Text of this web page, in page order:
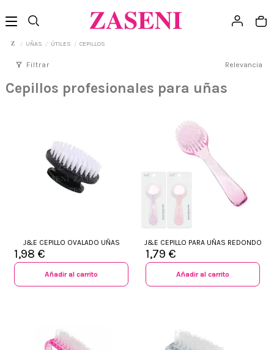
UÑAS ÚTILES CEPILLOS
filter_alt Filtrar Relevancia
Cepillos profesionales para uñas
J&E CEPILLO OVALADO UÑAS
1,98 €
Añadir al carrito
J&E CEPILLO PARA UÑAS REDONDO
1,79 €
Añadir al carrito